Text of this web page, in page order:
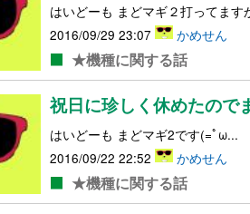
はいどーも まどマギ２打ってます
2016/09/29 23:07
かめせん
★機種に関する話
祝日に珍しく休めたので
はいどーも まどマギ2です(=ﾟω...
2016/09/22 22:52
かめせん
★機種に関する話